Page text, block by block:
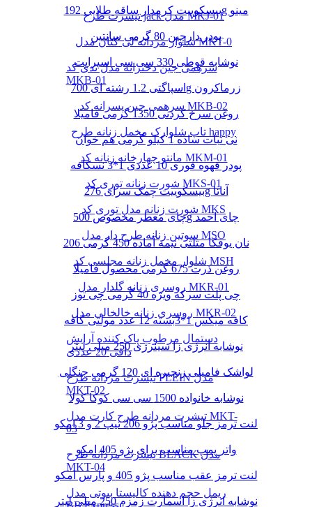
تیشرت طرح jack مدل MKJ-01
شلوار مردانه لی کتان مدل MKT-0
سرهمی جین دخترانه مدل تدی کد
MKB-01
سرهمی جین پسرانه کد MKB-02
تاپ شلوارک مخمل زنانه طرح happy
مانتو چهارخانه زنانه کد MKM-01
شورت زنانه توری کد MKS-01
شورت زنانه مدل توری کد MKS
سوتین زنانه طرح دار مدل MSO
شلوار مخمل زنانه مجلسی کد MSH
روسری زنانه گلدار مدل MKR-01
روسری زنانه خالخالی مدل MKR-02
دستمال مرطوب پاک کننده آرایش
دافی 20 عددی
تیشرت مردانه طرح PLEIN مدل
MKT-02
تیشرت مردانه طرح کارت مدل MKT-
03
تیشرت مردانه طرح BLACK مدل
MKT-04
ریمل حجم دهنده کالیستا بیوتی مدل
بیسکوییت کرمدار ساقه طلایی 192g مینو
پودر دارچین 80 گرمی سانتین
نوشابه قوطی 330 سی سی اسپرایت
اسپاگتی 1.2 رشته ای 700g زرماکرون
روغن سرخ کردنی 1350 گرمی فامیلا
نی نبات ساده 1 کیلو گرمی هم خوان
پودر قهوه فوری 10 عددی 1*3 نسکافه
بیسکوییت چمک سرای 276g آناتا
چای معطر مخصوص 500g چای احمد
نان یوفکا مثلثی نیمه آماده 450 گرمی 206
روغن ذرت 675 گرمی محصول فامیلا
چی پلت سرکه ویژه 40 گرمی چی توز
کافه میکس 1*3بسته 12 عدد مولتی کافه
نوشابه انرژی زا سینرژی 250 میلی لیتر
لواشک فامیلی زنجیره ای 120 گرمی جنگلی
نوشابه خانواده 1500 سی سی کوکا کولا
لنت ترمز جلو مناسب پژو 206 تیپ 2 و 3 امکو
واتر پمپ مناسب برای پژو 405 امکو
لنت ترمز عقب مناسب پژو 405 و پارس امکو
نوشابه انرژی زا اسمارت زمزم 250 میلی لیتر